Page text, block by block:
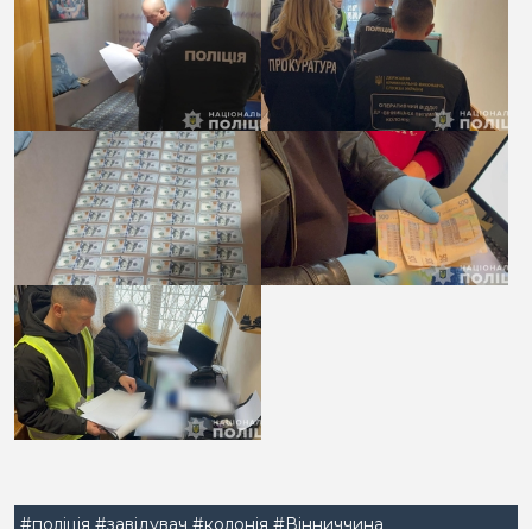
#поліція #завідувач #колонія #Вінниччина